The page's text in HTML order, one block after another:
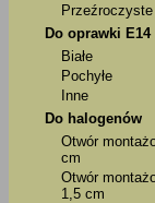
Przeźroczyste
Do oprawki E14
Białe
Pochyłe
Inne
Do halogenów
Otwór
cm
Otwór
1,5 cm